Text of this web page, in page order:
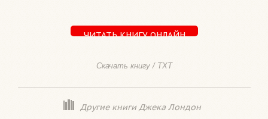
ЧИТАТЬ КНИГУ ОНЛАЙН
Скачать книгу / TXT
Другие книги Джека Лондон